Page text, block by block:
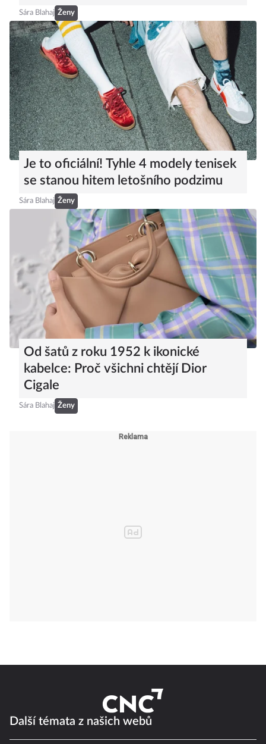
Sára Blahaj Ženy
Je to oficiální! Tyhle 4 modely tenisek
se stanou hitem letošního podzimu
Sára Blahaj Ženy
Od šatů z roku 1952 k ikonické
kabelce: Proč všichni chtějí Dior
Cigale
Sára Blahaj Ženy
Další témata z našich webů